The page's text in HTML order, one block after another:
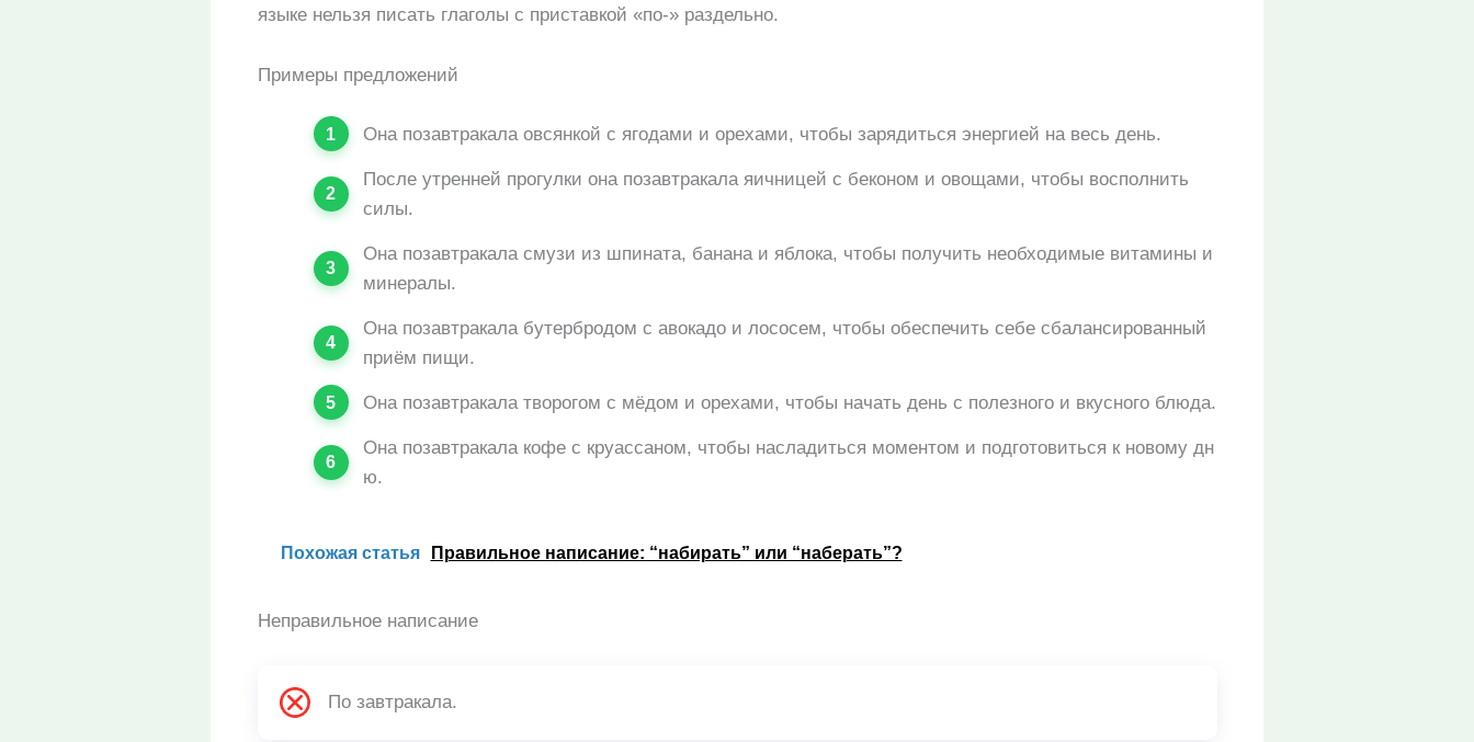
языке нельзя писать глаголы с приставкой «по-» раздельно.
Примеры предложений
Она позавтракала овсянкой с ягодами и орехами, чтобы зарядиться энергией на весь день.
После утренней прогулки она позавтракала яичницей с беконом и овощами, чтобы восполнить
силы.
Она позавтракала смузи из шпината, банана и яблока, чтобы получить необходимые витамины и
минералы.
Она позавтракала бутербродом с авокадо и лососем, чтобы обеспечить себе сбалансированный
приём пищи.
Она позавтракала творогом с мёдом и орехами, чтобы начать день с полезного и вкусного блюда.
Она позавтракала кофе с круассаном, чтобы насладиться моментом и подготовиться к новому дн
ю.
Похожая статья Правильное написание: “набирать” или “наберать”?
Неправильное написание
По завтракала.